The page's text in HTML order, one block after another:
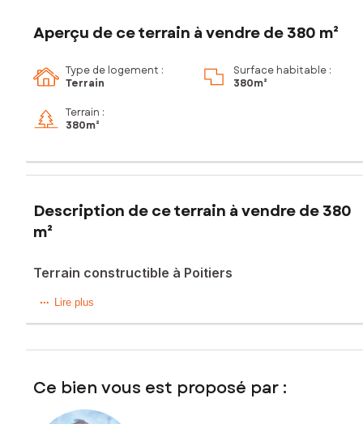
Aperçu de ce terrain à vendre de 380 m²
Type de logement :
Terrain
Surface habitable :
380m²
Terrain :
380m²
Description de ce terrain à vendre de 380
m²
Terrain constructible à Poitiers
Terrain viabilisé libre de construction de 380m2 à Poitiers.
Proche école, ligne de bus, commerces
Quartier est de Poitiers
Les informations sur les risques auxquels ce bien est
Lire plus
Ce bien vous est proposé par :